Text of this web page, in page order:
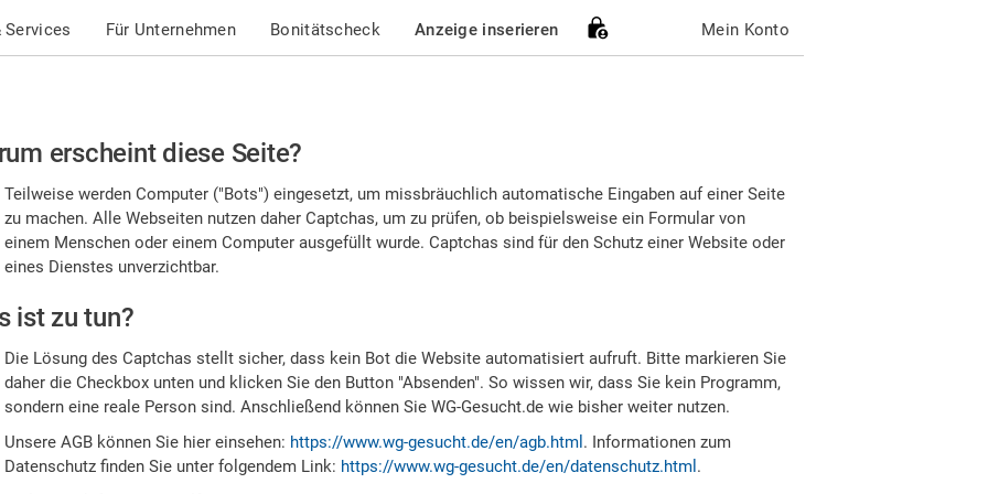
Services Für Unternehmen Bonitätscheck Anzeige inserieren Mein Konto
erscheint diese Seite?
Teilweise werden Computer ("Bots") eingesetzt, um missbräuchlich automatische Eingaben auf einer Seite
zu machen. Alle Webseiten nutzen daher Captchas, um zu prüfen, ob beispielsweise ein Formular von
einem Menschen oder einem Computer ausgefüllt wurde. Captchas sind für den Schutz einer Website oder
eines Dienstes unverzichtbar.
ist zu tun?
Die Lösung des Captchas stellt sicher, dass kein Bot die Website automatisiert aufruft. Bitte markieren Sie
daher die Checkbox unten und klicken Sie den Button "Absenden". So wissen wir, dass Sie kein Programm,
sondern eine reale Person sind. Anschließend können Sie WG-Gesucht.de wie bisher weiter nutzen.
Unsere AGB können Sie hier einsehen: https://www.wg-gesucht.de/en/agb.html . Informationen zum
Datenschutz finden Sie unter folgendem Link: https://www.wg-gesucht.de/en/datenschutz.html .